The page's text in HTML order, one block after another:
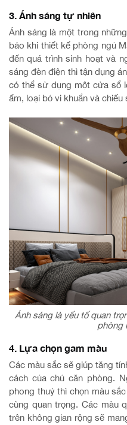
3. Ánh sáng tự nhiên
Ánh sáng là một trong
bảo khi thiết kế phòng ngủ
đến quá trình sinh hoạt và
sáng đèn điện thì tận dụng
có thể sử dụng một cửa sổ
ấm, loại bỏ vi khuẩn và chiếu
Ánh sáng là yếu tố quan
phòng
4. Lựa chọn gam màu
Các màu sắc sẽ giúp tăng
cách của chủ căn phòng.
phong thuỷ thì chọn màu
cùng quan trọng. Các màu
trên không gian rộng sẽ